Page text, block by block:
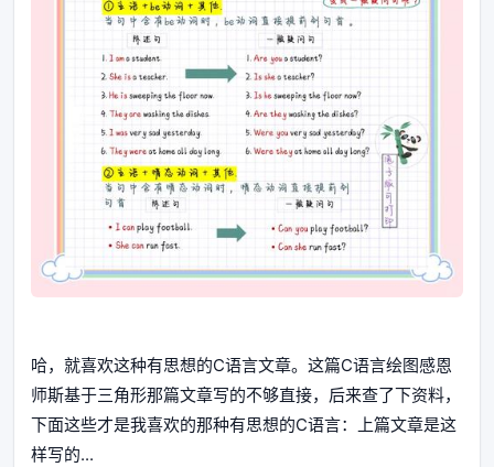
哈，就喜欢这种有思想的C语言文章。这篇C语言绘图感恩
师斯基于三角形那篇文章写的不够直接，后来查了下资料，
下面这些才是我喜欢的那种有思想的C语言：上篇文章是这
样写的...